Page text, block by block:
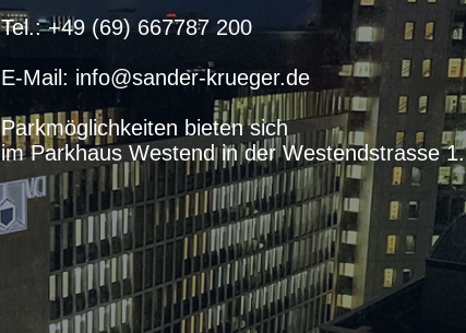
Tel.: +49 (69) 667787 200
E-Mail: info@sander-krueger.de
Parkmöglichkeiten bieten sich
im Parkhaus Westend in der Westendstrasse 1.